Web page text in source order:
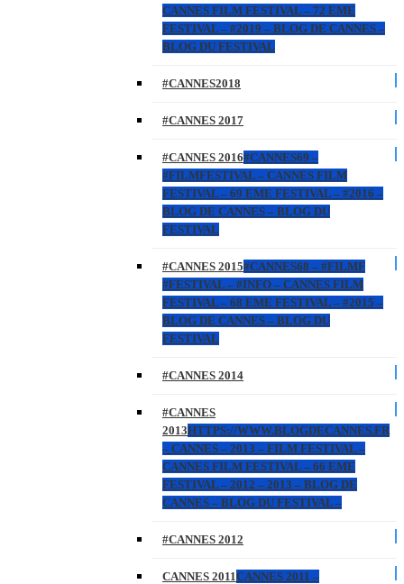
CANNES FILM FESTIVAL – 72 EME
FESTIVAL – #2019 – BLOG DE CANNES –
BLOG DU FESTIVAL
#CANNES2018
#CANNES 2017
#CANNES 2016#CANNES69 –
#FILMFESTIVAL – CANNES FILM
FESTIVAL – 69 EME FESTIVAL – #2016 –
BLOG DE CANNES – BLOG DU
FESTIVAL
#CANNES 2015#CANNES68 – #FILMF
#FESTIVAL – #INFO – CANNES FILM
FESTIVAL – 68 EME FESTIVAL – #2015 –
BLOG DE CANNES – BLOG DU
FESTIVAL
#CANNES 2014
#CANNES
2013HTTPS://WWW.BLOGDECANNES.FR
– CANNES – 2013 – FILM FESTIVAL –
CANNES FILM FESTIVAL – 66 EME
FESTIVAL – 2012 – 2013 – BLOG DE
CANNES – BLOG DU FESTIVAL –
#CANNES 2012
CANNES 2011CANNES 2011 –